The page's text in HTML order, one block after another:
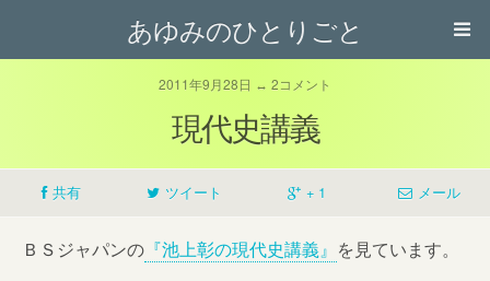
あゆみのひとりごと
2011年9月28日 ↔ 2コメント
現代史講義
共有 ツイート + 1 メール
ＢＳジャパンの 『池上彰の現代史講義』 を見ています。